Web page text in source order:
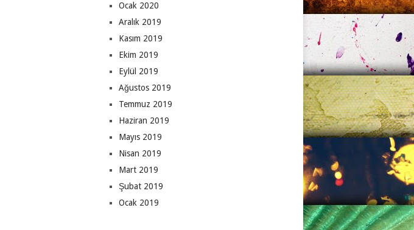
Ocak 2020
Aralık 2019
Kasım 2019
Ekim 2019
Eylül 2019
Ağustos 2019
Temmuz 2019
Haziran 2019
Mayıs 2019
Nisan 2019
Mart 2019
Şubat 2019
Ocak 2019